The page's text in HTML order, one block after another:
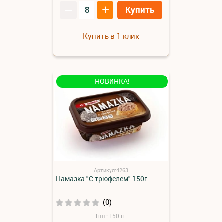
+ Купить
Купить в 1 клик
НОВИНКА!
Артикул:4263
Намазка "С трюфелем" 150г
(0)
1шт: 150 гг.